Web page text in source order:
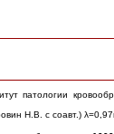
патологии
Н.В. с соавт.)